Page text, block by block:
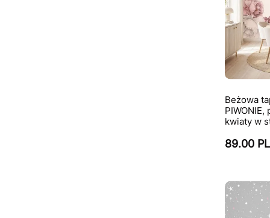
Beżowa
kwiaty w
89.00